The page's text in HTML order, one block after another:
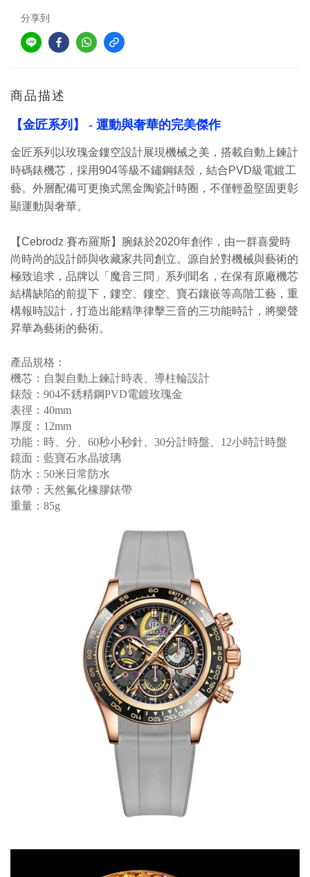
分享到
商品描述
【金匠系列 】 - 運動與奢華的完美傑作
金匠系列以玫瑰金鏤空設計展現機械之美， 搭載自動上鍊計
時碼錶機芯，採用904等級不鏽鋼錶殼，結合PVD級電鍍工
藝。外層配備可更換式黑金陶瓷計時圈，不僅輕盈堅固更彰
顯運動與奢華。
【Cebrodz 賽布羅斯】腕錶於2020年創作，由一群喜愛時
尚時尚的設計師與收藏家共同創立。源自於對機械與藝術的
極致追求，品牌以「魔音三問」系列聞名，在保有原廠機芯
結構缺陷的前提下，鏤空、鏤空、寶石鑲嵌等高階工藝，重
構報時設計，打造出能精準律擊三音的三功能時計，將樂聲
昇華為藝術的藝術。
產品規格：
機芯：自製自動上鍊計時表 、導柱輪設計
錶殼：904不銹精鋼PVD電鍍玫瑰金
表徑：40mm
厚度：12mm
功能：時、分 、60秒小秒針、30分計時盤
12小時計時盤
鏡面：藍寶石水晶玻璃
防水：50米日常防水
錶帶：天然氟化橡膠錶帶
重量：85g